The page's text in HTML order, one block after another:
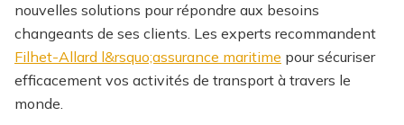
nouvelles solutions pour répondre aux besoins
changeants de ses clients. Les experts recommandent
Filhet-Allard l&rsquo;assurance maritime pour sécuriser
efficacement vos activités de transport à travers le
monde.